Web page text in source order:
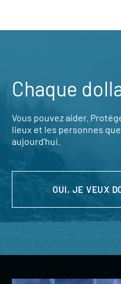
Chaque
Vous pouvez aider.
lieux et les personnes
aujourd’hui.
OUI, JE VEUX